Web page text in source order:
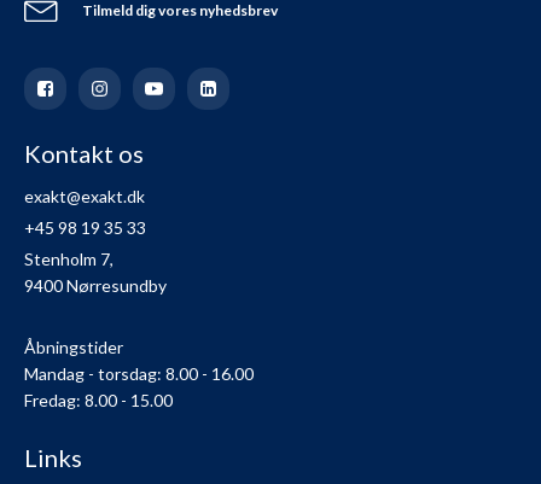
Tilmeld dig vores nyhedsbrev
Kontakt os
exakt@exakt.dk
+45 98 19 35 33
Stenholm 7,
9400 Nørresundby
Åbningstider
Mandag - torsdag: 8.00 - 16.00
Fredag: 8.00 - 15.00
Links